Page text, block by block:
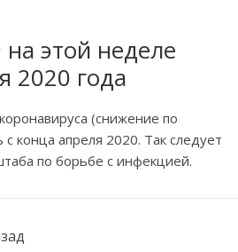
этой неделе
2020 года
(снижение по
конца апреля 2020. Так следует
по борьбе с инфекцией.